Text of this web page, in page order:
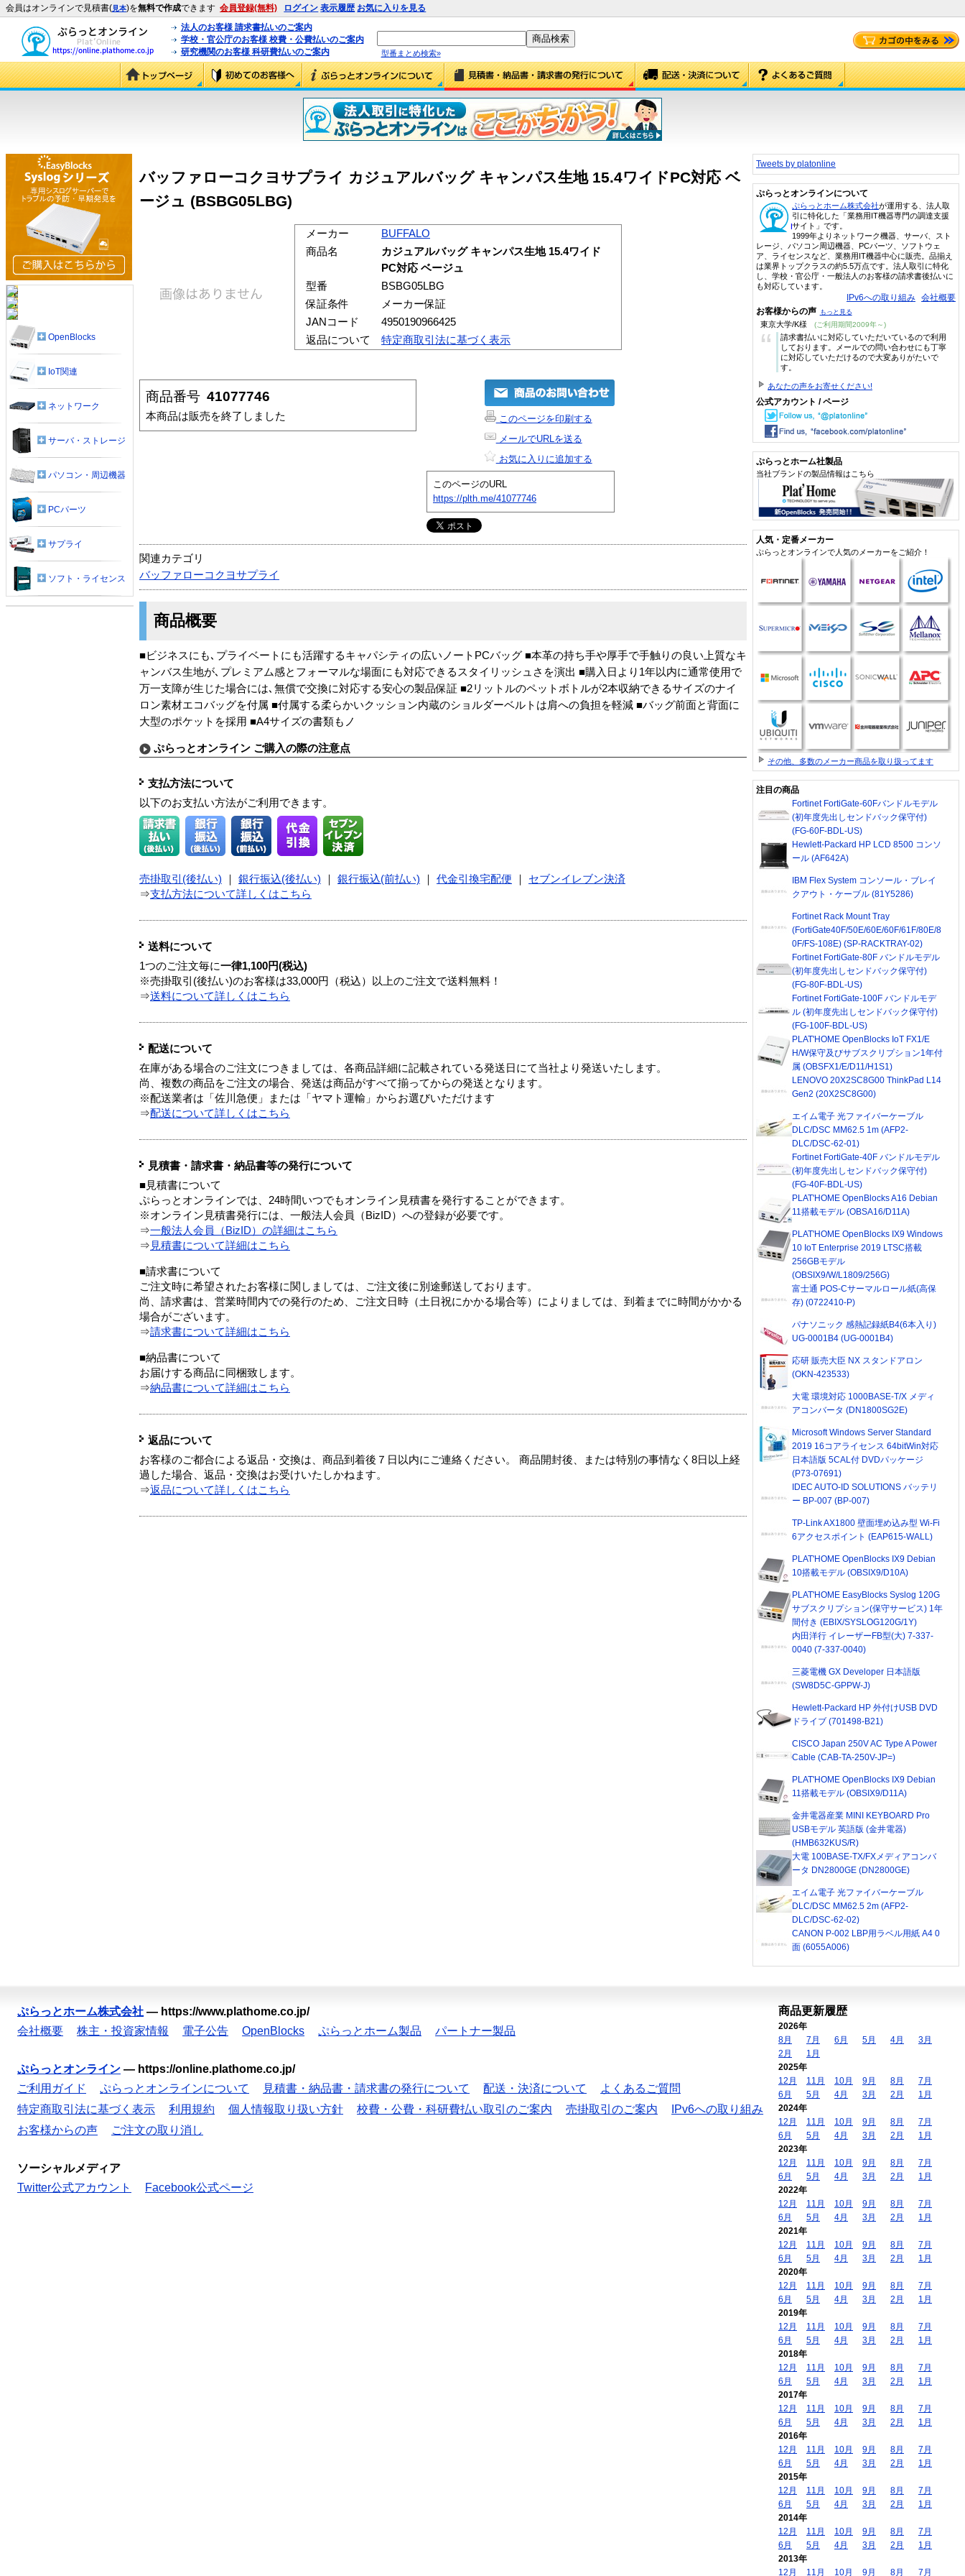
会員はオンラインで見積書(見本)を無料で作成できます 会員登録(無料) ログイン 表示履歴 お気に入りを見る
法人のお客様 請求書払いのご案内
学校・官公庁のお客様 校費・公費払いのご案内
研究機関のお客様 科研費払いのご案内
型番まとめ検索»
バッファローコクヨサプライ カジュアルバッグ キャンパス生地 15.4ワイドPC対応 ベ
ージュ (BSBG05LBG)
メーカー
BUFFALO
商品名
カジュアルバッグ キャンパス生地 15.4ワイド
PC対応 ベージュ
型番
BSBG05LBG
保証条件
メーカー保証
JANコード
4950190966425
返品について
特定商取引法に基づく表示
商品番号 41077746
本商品は販売を終了しました
このページを印刷する
メールでURLを送る
お気に入りに追加する
このページのURL
https://plth.me/41077746
関連カテゴリ
バッファローコクヨサプライ
商品概要
■ビジネスにも､プライベートにも活躍するキャパシティの広いノートPCバッグ ■本革の持ち手や厚手で手触りの良い上質なキ
ャンバス生地が､プレミアム感とフォーマルな場面にも対応できるスタイリッシュさを演出 ■購入日より1年以内に通常使用で
万一支障が生じた場合には､無償で交換に対応する安心の製品保証 ■2リットルのペットボトルが2本収納できるサイズのナイ
ロン素材エコバッグを付属 ■付属する柔らかいクッション内蔵のショルダーベルトは肩への負担を軽減 ■バッグ前面と背面に
大型のポケットを採用 ■A4サイズの書類もノ
ぷらっとオンライン ご購入の際の注意点
支払方法について
以下のお支払い方法がご利用できます。
売掛取引(後払い) 銀行振込(後払い) 銀行振込(前払い) 代金引換宅配便
セブンイレブン決済
⇒支払方法について詳しくはこちら
送料について
1つのご注文毎に一律1,100円(税込)
※売掛取引(後払い)のお客様は33,000円（税込）以上のご注文で送料無料！
⇒送料について詳しくはこちら
配送について
在庫がある場合のご注文につきましては、各商品詳細に記載されている発送日にて当社より発送いたします。
尚、複数の商品をご注文の場合、発送は商品がすべて揃ってからの発送となります。
※配送業者は「佐川急便」または「ヤマト運輸」からお選びいただけます
⇒配送について詳しくはこちら
見積書・請求書・納品書等の発行について
■見積書について
ぷらっとオンラインでは、24時間いつでもオンライン見積書を発行することができます。
※オンライン見積書発行には、一般法人会員（BizID）への登録が必要です。
⇒一般法人会員（BizID）の詳細はこちら
⇒ 見積書について詳細はこちら
■請求書について
ご注文時に希望されたお客様に関しましては、ご注文後に別途郵送しております。
尚、請求書は、営業時間内での発行のため、ご注文日時（土日祝にかかる場合等）によりましては、到着までに時間がかかる
場合がございます。
⇒請求書について詳細はこちら
■納品書について
お届けする商品に同梱致します。
⇒納品書について詳細はこちら
返品について
お客様のご都合による返品・交換は、商品到着後７日以内にご連絡ください。 商品開封後、または特別の事情なく8日以上経
過した場合、返品・交換はお受けいたしかねます。
⇒返品について詳しくはこちら
OpenBlocks
IoT関連
ネットワーク
サーバ・ストレージ
パソコン・周辺機器
PCパーツ
サプライ
ソフト・ライセンス
Tweets by platonline
ぷらっとオンラインについて
ぷらっとホーム株式会社が運用する、法人取
引に特化した「業務用IT機器専門の調達支援
サイト」です。
1999年よりネットワーク機器、サーバ、スト
レージ、パソコン周辺機器、PCパーツ、ソフトウェ
ア、ライセンスなど、業務用IT機器中心に販売。品揃え
は業界トップクラスの約5.5万点です。法人取引に特化
し、学校・官公庁・一般法人のお客様の請求書後払いに
も対応しています。
IPv6への取り組み 会社概要
お客様からの声 もっと見る
東京大学/K様 (ご利用期間2009年～)
“
請求書払いに対応していただいているので利用
しております。メールでの問い合わせにも丁寧
に対応していただけるので大変ありがたいで
す。
あなたの声をお寄せください!
公式アカウント / ページ
ぷらっとホーム社製品
当社ブランドの製品情報はこちら
人気・定番メーカー
ぷらっとオンラインで人気のメーカーをご紹介！
その他、多数のメーカー商品を取り扱ってます
注目の商品
Fortinet FortiGate-60Fバンドルモデル
(初年度先出しセンドバック保守付)
(FG-60F-BDL-US)
Hewlett-Packard HP LCD 8500 コンソ
ール (AF642A)
IBM Flex System コンソール・ブレイ
クアウト・ケーブル (81Y5286)
Fortinet Rack Mount Tray
(FortiGate40F/50E/60E/60F/61F/80E/8
0F/FS-108E) (SP-RACKTRAY-02)
Fortinet FortiGate-80F バンドルモデル
(初年度先出しセンドバック保守付)
(FG-80F-BDL-US)
Fortinet FortiGate-100F バンドルモデ
ル (初年度先出しセンドバック保守付)
(FG-100F-BDL-US)
PLAT'HOME OpenBlocks IoT FX1/E
H/W保守及びサブスクリプション1年付
属 (OBSFX1/E/D11/H1S1)
LENOVO 20X2SC8G00 ThinkPad L14
Gen2 (20X2SC8G00)
エイム電子 光ファイバーケーブル
DLC/DSC MM62.5 1m (AFP2-
DLC/DSC-62-01)
Fortinet FortiGate-40F バンドルモデル
(初年度先出しセンドバック保守付)
(FG-40F-BDL-US)
PLAT'HOME OpenBlocks A16 Debian
11搭載モデル (OBSA16/D11A)
PLAT'HOME OpenBlocks IX9 Windows
10 IoT Enterprise 2019 LTSC搭載
256GBモデル
(OBSIX9/W/L1809/256G)
富士通 POS-Cサーマルロール紙(高保
存) (0722410-P)
パナソニック 感熱記録紙B4(6本入り)
UG-0001B4 (UG-0001B4)
応研 販売大臣 NX スタンドアロン
(OKN-423533)
大電 環境対応 1000BASE-T/X メディ
アコンバータ (DN1800SG2E)
Microsoft Windows Server Standard
2019 16コアライセンス 64bitWin対応
日本語版 5CAL付 DVDパッケージ
(P73-07691)
IDEC AUTO-ID SOLUTIONS バッテリ
ー BP-007 (BP-007)
TP-Link AX1800 壁面埋め込み型 Wi-Fi
6アクセスポイント (EAP615-WALL)
PLAT'HOME OpenBlocks IX9 Debian
10搭載モデル (OBSIX9/D10A)
PLAT'HOME EasyBlocks Syslog 120G
サブスクリプション(保守サービス) 1年
間付き (EBIX/SYSLOG120G/1Y)
内田洋行 イレーザーFB型(大) 7-337-
0040 (7-337-0040)
三菱電機 GX Developer 日本語版
(SW8D5C-GPPW-J)
Hewlett-Packard HP 外付けUSB DVD
ドライブ (701498-B21)
CISCO Japan 250V AC Type A Power
Cable (CAB-TA-250V-JP=)
PLAT'HOME OpenBlocks IX9 Debian
11搭載モデル (OBSIX9/D11A)
金井電器産業 MINI KEYBOARD Pro
USBモデル 英語版 (金井電器)
(HMB632KUS/R)
大電 100BASE-TX/FXメディアコンバ
ータ DN2800GE (DN2800GE)
エイム電子 光ファイバーケーブル
DLC/DSC MM62.5 2m (AFP2-
DLC/DSC-62-02)
CANON P-002 LBP用ラベル用紙 A4 0
面 (6055A006)
ぷらっとホーム株式会社 — https://www.plathome.co.jp/
会社概要
株主・投資家情報 電子公告 OpenBlocks ぷらっとホーム製品 パートナー製品
ぷらっとオンライン — https://online.plathome.co.jp/
ご利用ガイド
ぷらっとオンラインについて 見積書・納品書・請求書の発行について 配送・決済について
よくあるご質問
特定商取引法に基づく表示
利用規約 個人情報取り扱い方針 校費・公費・科研費払い取引のご案内 売掛取引のご案内
IPv6への取り組み
お客様からの声
ご注文の取り消し
ソーシャルメディア
Twitter公式アカウント
Facebook公式ページ
商品更新履歴
2026年
8月
7月 6月 5月 4月
3月
2月
1月
2025年
12月
11月 10月 9月 8月
7月
6月
5月 4月 3月 2月
1月
2024年
12月
11月 10月 9月 8月
7月
6月
5月 4月 3月 2月
1月
2023年
12月
11月 10月 9月 8月
7月
6月
5月 4月 3月 2月
1月
2022年
12月
11月 10月 9月 8月
7月
6月
5月 4月 3月 2月
1月
2021年
12月
11月 10月 9月 8月
7月
6月
5月 4月 3月 2月
1月
2020年
12月
11月 10月 9月 8月
7月
6月
5月 4月 3月 2月
1月
2019年
12月
11月 10月 9月 8月
7月
6月
5月 4月 3月 2月
1月
2018年
12月
11月 10月 9月 8月
7月
6月
5月 4月 3月 2月
1月
2017年
12月
11月 10月 9月 8月
7月
6月
5月 4月 3月 2月
1月
2016年
12月
11月 10月 9月 8月
7月
6月
5月 4月 3月 2月
1月
2015年
12月
11月 10月 9月 8月
7月
6月
5月 4月 3月 2月
1月
2014年
12月
11月 10月 9月 8月
7月
6月
5月 4月 3月 2月
1月
2013年
12月
11月 10月 9月 8月 7月